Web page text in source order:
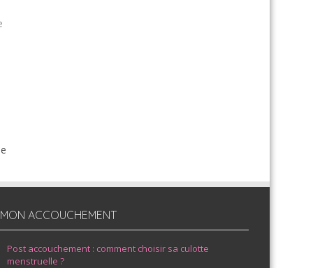
MON ACCOUCHEMENT
Post accouchement : comment choisir sa culotte
menstruelle ?